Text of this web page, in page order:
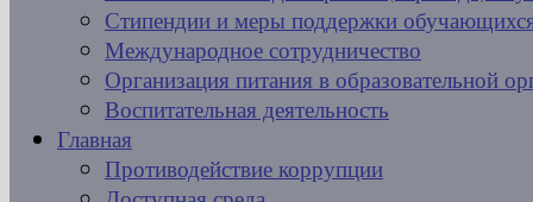
Стипендии и меры поддержки
Международное сотрудничество
Организация питания в образовательной
Воспитательная деятельность
Главная
Противодействие коррупции